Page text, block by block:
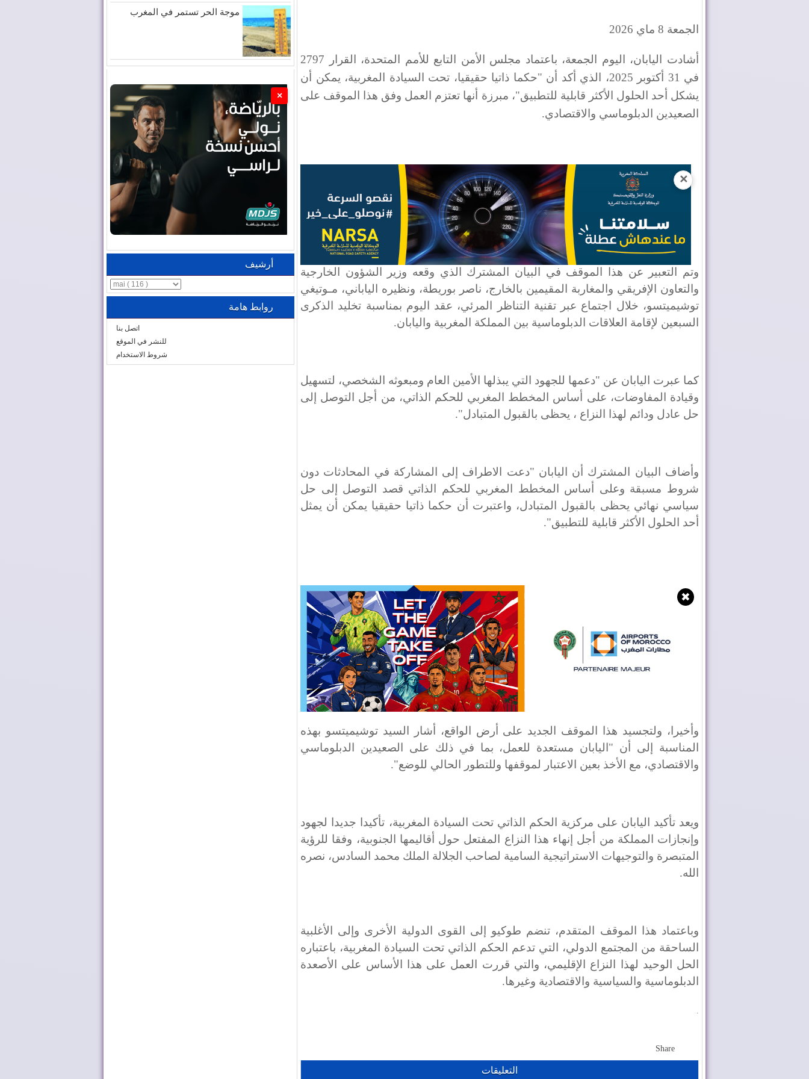
الجمعة 8 ماي 2026
أشادت اليابان، اليوم الجمعة، باعتماد مجلس الأمن التابع للأمم المتحدة، القرار 2797
في 31 أكتوبر 2025، الذي أكد أن "حكما ذاتيا حقيقيا، تحت السيادة المغربية، يمكن أن
يشكل أحد الحلول الأكثر قابلية للتطبيق"، مبرزة أنها تعتزم العمل وفق هذا الموقف على
الصعيدين الدبلوماسي والاقتصادي.
✕
وتم التعبير عن هذا الموقف في البيان المشترك الذي وقعه وزير الشؤون الخارجية
والتعاون الإفريقي والمغاربة المقيمين بالخارج، ناصر بوريطة، ونظيره الياباني، مـوتيغي
توشيميتسو، خلال اجتماع عبر تقنية التناظر المرئي، عقد اليوم بمناسبة تخليد الذكرى
السبعين لإقامة العلاقات الدبلوماسية بين المملكة المغربية واليابان.
كما عبرت اليابان عن "دعمها للجهود التي يبذلها الأمين العام ومبعوثه الشخصي، لتسهيل
وقيادة المفاوضات، على أساس المخطط المغربي للحكم الذاتي، من أجل التوصل إلى
حل عادل ودائم لهذا النزاع ، يحظى بالقبول المتبادل".
وأضاف البيان المشترك أن اليابان "دعت الاطراف إلى المشاركة في المحادثات دون
شروط مسبقة وعلى أساس المخطط المغربي للحكم الذاتي قصد التوصل إلى حل
سياسي نهائي يحظى بالقبول المتبادل، واعتبرت أن حكما ذاتيا حقيقيا يمكن أن يمثل
أحد الحلول الأكثر قابلية للتطبيق".
✖
وأخيرا، ولتجسيد هذا الموقف الجديد على أرض الواقع، أشار السيد توشيميتسو بهذه
المناسبة إلى أن "اليابان مستعدة للعمل، بما في ذلك على الصعيدين الدبلوماسي
والاقتصادي، مع الأخذ بعين الاعتبار لموقفها وللتطور الحالي للوضع".
ويعد تأكيد اليابان على مركزية الحكم الذاتي تحت السيادة المغربية، تأكيدا جديدا لجهود
وإنجازات المملكة من أجل إنهاء هذا النزاع المفتعل حول أقاليمها الجنوبية، وفقا للرؤية
المتبصرة والتوجيهات الاستراتيجية السامية لصاحب الجلالة الملك محمد السادس، نصره
الله.
وباعتماد هذا الموقف المتقدم، تنضم طوكيو إلى القوى الدولية الأخرى وإلى الأغلبية
الساحقة من المجتمع الدولي، التي تدعم الحكم الذاتي تحت السيادة المغربية، باعتباره
الحل الوحيد لهذا النزاع الإقليمي، والتي قررت العمل على هذا الأساس على الأصعدة
الدبلوماسية والسياسية والاقتصادية وغيرها.
.
Share
التعليقات
موجة الحر تستمر في المغرب
×
أرشيف
روابط هامة
اتصل بنا
للنشر في الموقع
شروط الاستخدام